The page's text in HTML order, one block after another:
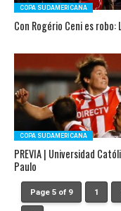
COPA SUDAMERICANA
Con Rogério Ceni es
COPA SUDAMERICANA
PREVIA | Universidad
Paulo
Page 5 of 9 1